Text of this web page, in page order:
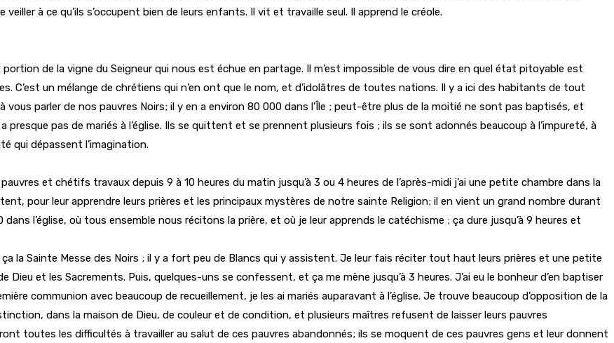
à ce qu’ils s’occupent bien de leurs enfants. Il vit et travaille seul. Il apprend le créole.
de la vigne du Seigneur qui nous est échue en partage. Il m’est impossible de vous dire en quel état pitoyable est
C’est un mélange de chrétiens qui n’en ont que le nom, et d’idolâtres de toutes nations. Il y a ici des habitants de tout
vous parler de nos pauvres Noirs; il y en a environ 80 000 dans l’Île ; peut-être plus de la moitié ne sont pas baptisés, et
presque pas de mariés à l’église. Ils se quittent et se prennent plusieurs fois ; ils se sont adonnés beaucoup à l’impureté, à
qui dépassent l’imagination.
et chétifs travaux depuis 9 à 10 heures du matin jusqu’à 3 ou 4 heures de l’après-midi j’ai une petite chambre dans la
pour leur apprendre leurs prières et les principaux mystères de notre sainte Religion; il en vient un grand nombre durant
l’église, où tous ensemble nous récitons la prière, et où je leur apprends le catéchisme ; ça dure jusqu’à 9 heures et
la Sainte Messe des Noirs ; il y a fort peu de Blancs qui y assistent. Je leur fais réciter tout haut leurs prières et une petite
et les Sacrements. Puis, quelques-uns se confessent, et ça me mène jusqu’à 3 heures. J’ai eu le bonheur d’en baptiser
communion avec beaucoup de recueillement, je les ai mariés auparavant à l’église. Je trouve beaucoup d’opposition de la
dans la maison de Dieu, de couleur et de condition, et plusieurs maîtres refusent de laisser leurs pauvres
toutes les difficultés à travailler au salut de ces pauvres abandonnés; ils se moquent de ces pauvres gens et leur donnent